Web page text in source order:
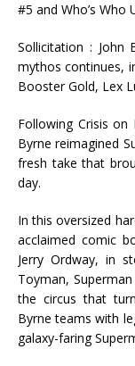
#5 and Who’s Who
Sollicitation : John
mythos continues,
Booster Gold, Lex
Following Crisis on
Byrne reimagined
fresh take that
day.
In this oversized
acclaimed comic
Jerry Ordway, in
Toyman,
the circus that
Byrne teams with
galaxy-faring